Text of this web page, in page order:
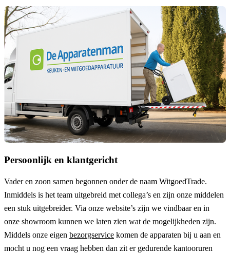
Persoonlijk en klantgericht
Vader en zoon samen begonnen onder de naam WitgoedTrade.
Inmiddels is het team uitgebreid met collega’s en zijn onze middelen
een stuk uitgebreider. Via onze website’s zijn we vindbaar en in
onze showroom kunnen we laten zien wat de mogelijkheden zijn.
Middels onze eigen bezorgservice komen de apparaten bij u aan en
mocht u nog een vraag hebben dan zit er gedurende kantooruren